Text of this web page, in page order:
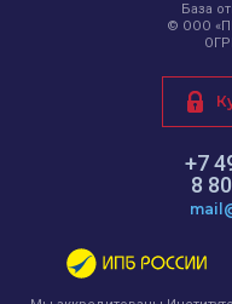
База
© ООО
+7
8